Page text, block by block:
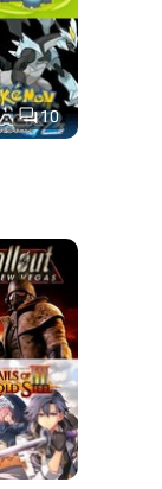
10